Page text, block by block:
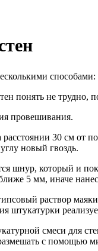
понять не трудно,
провешивания.
30 см от
новый гвоздь.
шнур, который и
5 мм, иначе
раствор
штукатурки
смеси для
с помощью